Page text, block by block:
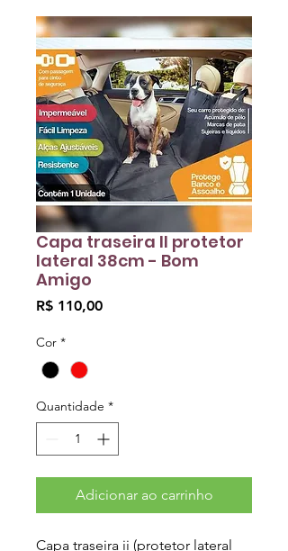
Capa traseira II protetor
lateral 38cm - Bom
Amigo
R$ 110,00Preço
Cor *
Quantidade *
Adicionar ao carrinho
Capa traseira ii (protetor lateral